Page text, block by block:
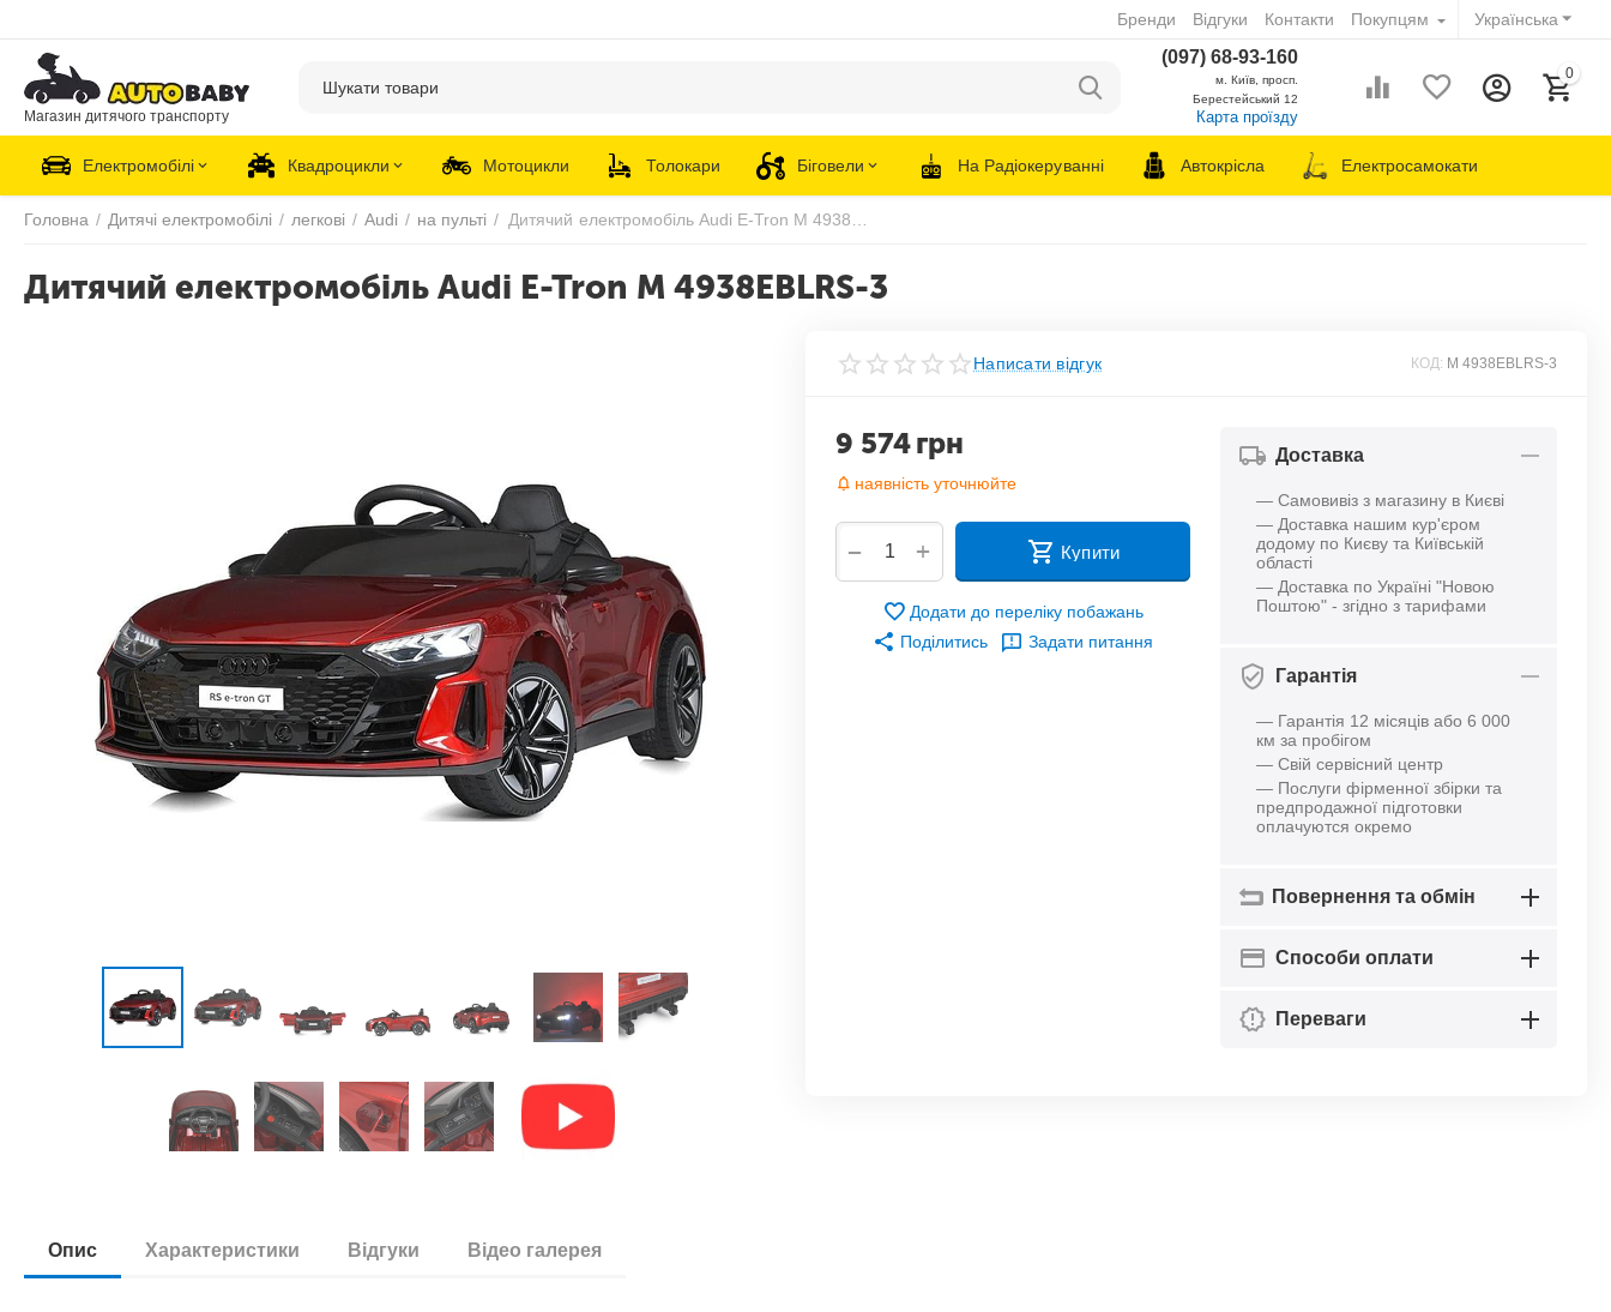
Українська
Бренди Відгуки Контакти Покупцям
Магазин дитячого транспорту
(097) 68-93-160
м. Київ, просп.
Берестейський 12
Карта проїзду
0
Електромобілі Квадроцикли Мотоцикли Толокари Біговели На Радіокеруванні Автокрісла Електросамокати
Головна / Дитячі електромобілі / легкові / Audi / на пульті /
Дитячий електромобіль Audi E-Tron M 4938EBLRS-3
Написати відгук КОД: M 4938EBLRS-3
9 574грн
наявність уточнюйте
+
− Купити
Додати до переліку побажань
Поділитись
Задати питання
Доставка
— Самовивіз з магазину в Києві
— Доставка нашим кур'єром
додому по Києву та Київській
області
— Доставка по Україні "Новою
Поштою" - згідно з тарифами
Гарантія
— Гарантія 12 місяців або 6 000
км за пробігом
— Свій сервісний центр
— Послуги фірменної збірки та
предпродажної підготовки
оплачуются окремо
Повернення та обмін
Способи оплати
Переваги
Опис Характеристики Відгуки Відео галерея